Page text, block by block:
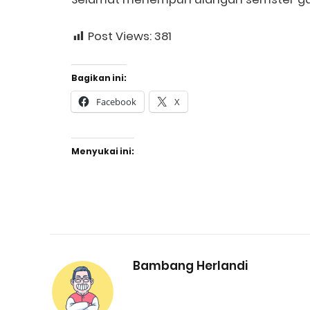
Post Views:381
Bagikan ini:
Facebook X
Menyukai ini:
Bambang Herlandi